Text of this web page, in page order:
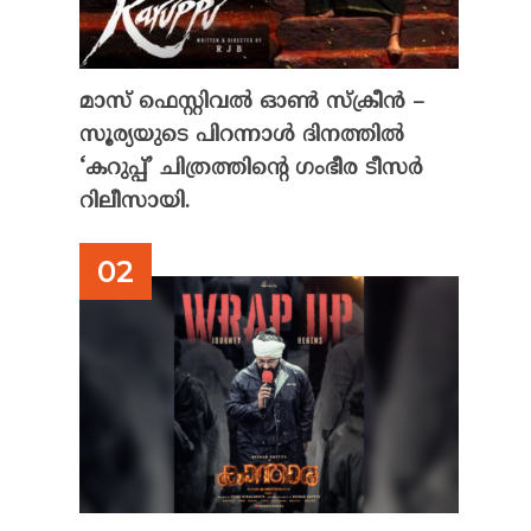
മാസ് ഫെസ്റ്റിവൽ ഓൺ സ്‌ക്രീൻ –
സൂര്യയുടെ പിറന്നാൾ ദിനത്തിൽ
‘കറുപ്പ്’ ചിത്രത്തിന്റെ ഗംഭീര ടീസർ
റിലീസായി.